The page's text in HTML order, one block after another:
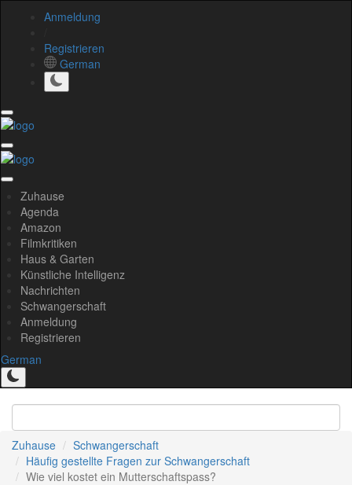
Anmeldung
Registrieren
German
Zuhause
Agenda
Amazon
Filmkritiken
Haus & Garten
Künstliche Intelligenz
Nachrichten
Schwangerschaft
Anmeldung
Registrieren
German
Zuhause
Schwangerschaft
Häufig gestellte Fragen zur Schwangerschaft
Wie viel kostet ein Mutterschaftspass?